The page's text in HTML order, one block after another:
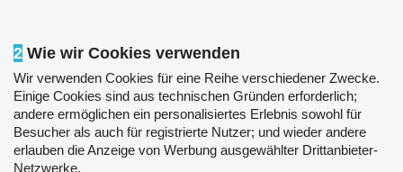
2 Wie wir Cookies verwenden
Wir verwenden Cookies für eine Reihe verschiedener Zwecke.
Einige Cookies sind aus technischen Gründen erforderlich;
andere ermöglichen ein personalisiertes Erlebnis sowohl für
Besucher als auch für registrierte Nutzer; und wieder andere
erlauben die Anzeige von Werbung ausgewählter Drittanbieter-
Netzwerke.